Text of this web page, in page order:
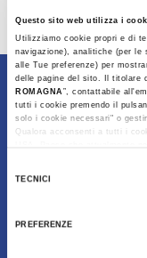
Questo sito web utilizza i
Utilizziamo cookie propri e di
navigazione), analitiche (per
alle Tue preferenze) per
delle pagine del sito. Il titolare
ROMAGNA”, contattabile
tutti i cookie premendo il
solo i cookie necessari" o
Qualora acconsenti a tutti i
TECNICI
PREFERENZE
Contenuti di